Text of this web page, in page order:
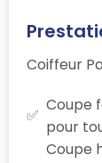
Coiffeur
Coupe
pour
Coupe